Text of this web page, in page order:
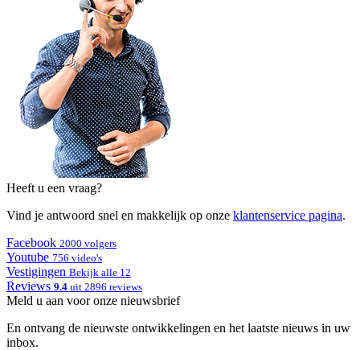
Heeft u een vraag?
Vind je antwoord snel en makkelijk op onze klantenservice pagina.
Facebook 2000 volgers
Youtube 756 video's
Vestigingen Bekijk alle 12
Reviews 9.4 uit 2896 reviews
Meld u aan voor onze nieuwsbrief
En ontvang de nieuwste ontwikkelingen en het laatste nieuws in uw
inbox.